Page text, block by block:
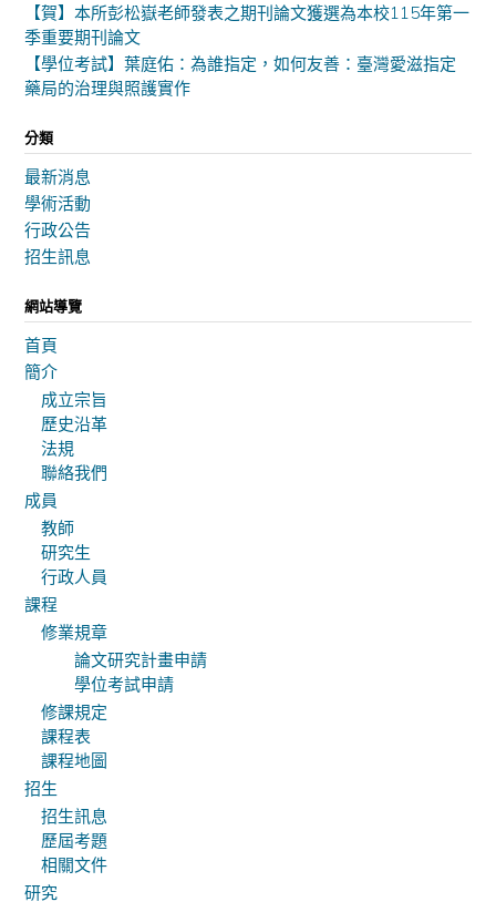
【賀】本所彭松嶽老師發表之期刊論文獲選為本校115年第一
季重要期刊論文
【學位考試】葉庭佑：為誰指定，如何友善：臺灣愛滋指定
藥局的治理與照護實作
分類
最新消息
學術活動
行政公告
招生訊息
網站導覽
首頁
簡介
成立宗旨
歷史沿革
法規
聯絡我們
成員
教師
研究生
行政人員
課程
修業規章
論文研究計畫申請
學位考試申請
修課規定
課程表
課程地圖
招生
招生訊息
歷屆考題
相關文件
研究